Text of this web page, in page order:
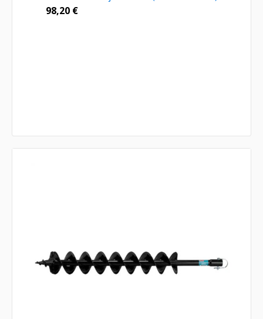
98,20 €